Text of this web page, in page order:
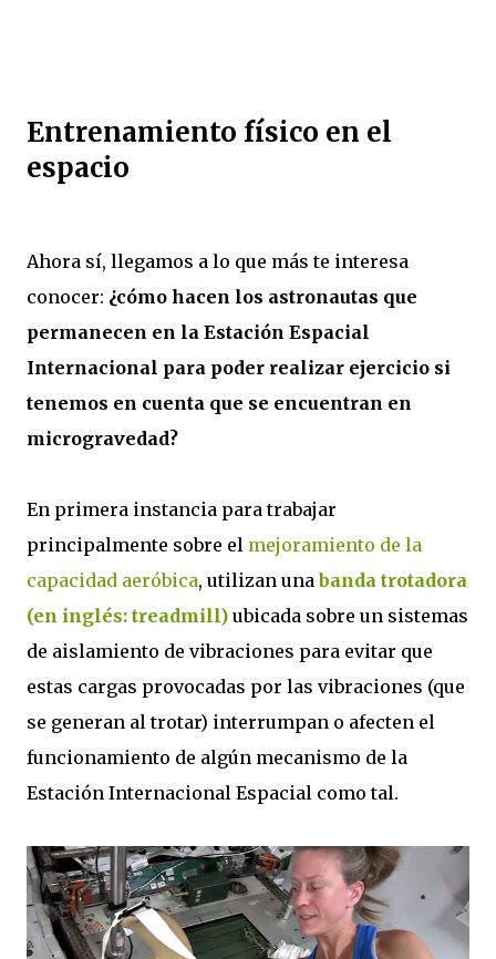
Entrenamiento físico en el
espacio
Ahora sí, llegamos a lo que más te interesa
conocer: ¿cómo hacen los astronautas que
permanecen en la Estación Espacial
Internacional para poder realizar ejercicio si
tenemos en cuenta que se encuentran en
microgravedad?
En primera instancia para trabajar
principalmente sobre el mejoramiento de la
capacidad aeróbica, utilizan unabanda trotadora
(en inglés: treadmill) ubicada sobre un sistemas
de aislamiento de vibraciones para evitar que
estas cargas provocadas por las vibraciones (que
se generan al trotar) interrumpan o afecten el
funcionamiento de algún mecanismo de la
Estación Internacional Espacial como tal.